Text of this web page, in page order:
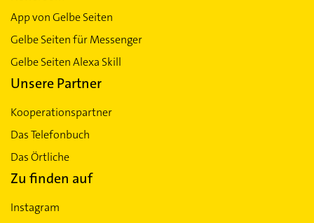
App von Gelbe Seiten
Gelbe Seiten für Messenger
Gelbe Seiten Alexa Skill
Unsere Partner
Kooperationspartner
Das Telefonbuch
Das Örtliche
Zu finden auf
Instagram